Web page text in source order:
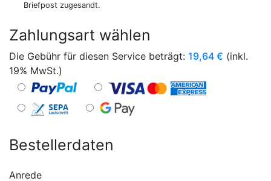
Briefpost zugesandt.
Zahlungsart wählen
Die Gebühr für diesen Service beträgt: 19,64 € (inkl.
19% MwSt.)
Bestellerdaten
Anrede